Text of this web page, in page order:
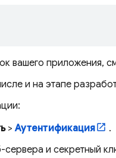
вашего приложения,
и на этапе
>Аутентификация
.
и секретный